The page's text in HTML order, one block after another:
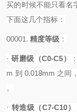
买的时候不能只看名
下面这几个指标：
00001.精度等级 ‌：
· 研磨级（C0-C5）
m 到 0.018mm 之间
。
· 转造级（C7-C10）